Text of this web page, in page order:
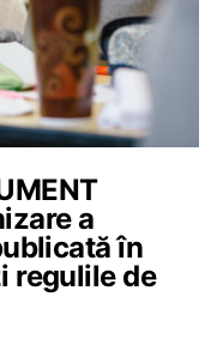
a
în
regulile de